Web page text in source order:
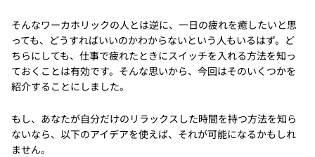
そんなワーカホリックの人とは逆に、一日の疲れを癒したいと思
っても、どうすればいいのかわからないという人もいるはず。ど
ちらにしても、仕事で疲れたときにスイッチを入れる方法を知っ
ておくことは有効です。そんな思いから、今回はそのいくつかを
紹介することにしました。
もし、あなたが自分だけのリラックスした時間を持つ方法を知ら
ないなら、以下のアイデアを使えば、それが可能になるかもしれ
ません。